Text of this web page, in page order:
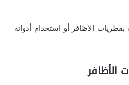
الأظافر أو استخدام أدواته
الأظافر